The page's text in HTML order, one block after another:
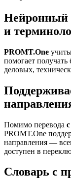
Нейронный
и
PROMT.One
помогает
деловых,
Помимо перевода
PROMT.One
направления —
доступен в
Словарь с